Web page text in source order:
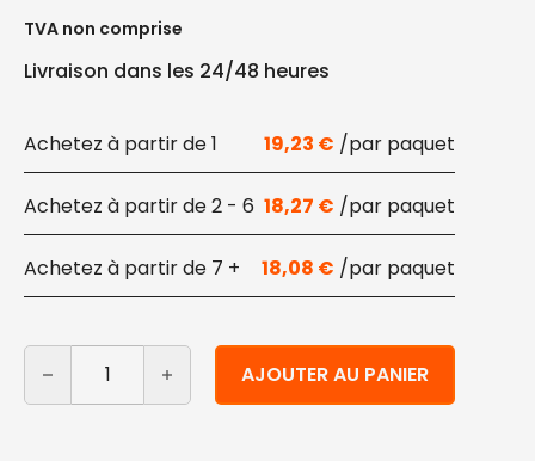
TVA non comprise
Livraison dans les 24/48 heures
1 19,23 €
2 - 6 18,27 €
7 + 18,08 €
quantité de Gamelles jetables compostables pour
AJOUTER AU PANIER
Alternative: